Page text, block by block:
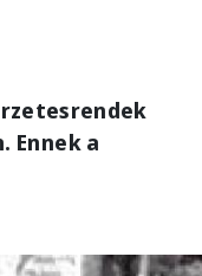
Ennek a